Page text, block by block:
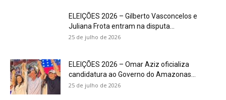
ELEIÇÕES 2026 – Gilberto Vasconcelos e
Juliana Frota entram na disputa...
25 de julho de 2026
ELEIÇÕES 2026 – Omar Aziz oficializa
candidatura ao Governo do Amazonas...
25 de julho de 2026